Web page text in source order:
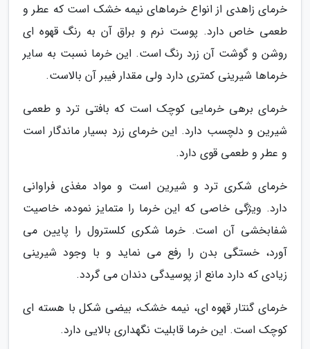
خرمای زاهدی از انواع خرماهای نیمه خشک است که عطر و
طعمی خاص دارد. پوست نرم و براق آن به رنگ قهوه ای
روشن و گوشت آن زرد رنگ است. این خرما نسبت به سایر
خرماها شیرینی کمتری دارد ولی مقدار فیبر آن بالاست.
خرمای برهی خرمایی کوچک است که بافتی ترد و طعمی
شیرین و دلچسب دارد. این خرمای زرد بسیار ماندگار است
و عطر و طعمی قوی دارد.
خرمای شکری ترد و شیرین است و مواد مغذی فراوانی
دارد. ویژگی خاصی که این خرما را متمایز نموده، خاصیت
شفابخشی آن است. خرما شکری کلسترول را پایین می
آورد، خستگی بدن را رفع می نماید و با وجود شیرینی
زیادی که دارد مانع از پوسیدگی دندان می گردد.
خرمای گنتار قهوه ای، نیمه خشک، بیضی شکل با هسته ای
کوچک است. این خرما قابلیت نگهداری بالایی دارد.